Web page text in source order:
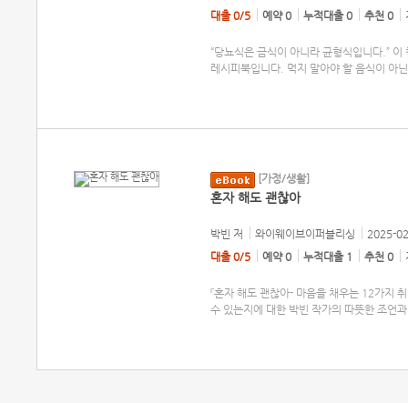
대출 0/5
예약 0 누적대출 0 추천 0
“당뇨식은 금식이 아니라 균형식입니다.”
레시피북입니다. 먹지 말아야 할 음식이 아
[가정/생활]
혼자 해도 괜찮아
박빈 저 와이웨이브이퍼블리싱
2025-
대출 0/5
예약 0 누적대출 1 추천 0
『혼자 해도 괜찮아- 마음을 채우는 12가지
수 있는지에 대한 박빈 작가의 따뜻한 조언